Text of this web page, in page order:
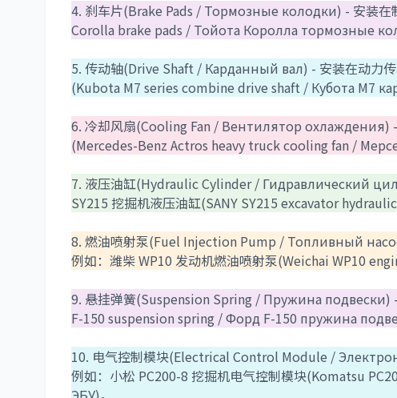
4. 刹车片(Brake Pads / Тормозные колодки) - 安装在
Corolla brake pads / Тойота Королла тормозные
5. 传动轴(Drive Shaft / Карданный вал) - 安装在动力
(Kubota M7 series combine drive shaft / Кубота M7
6. 冷却风扇(Cooling Fan / Вентилятор охлаждения)
(Mercedes-Benz Actros heavy truck cooling fan /
7. 液压油缸(Hydraulic Cylinder / Гидравлический
SY215 挖掘机液压油缸(SANY SY215 excavator
8. 燃油喷射泵(Fuel Injection Pump / Топливный
例如：潍柴 WP10 发动机燃油喷射泵(Weichai WP10
9. 悬挂弹簧(Suspension Spring / Пружина подвески)
F-150 suspension spring / Форд F-150 пружина
10. 电气控制模块(Electrical Control Module /
例如：小松 PC200-8 挖掘机电气控制模块(Komatsu